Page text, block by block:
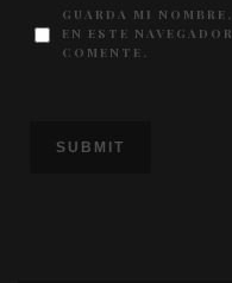
GUARDA MI
EN ESTE
COMENTE.